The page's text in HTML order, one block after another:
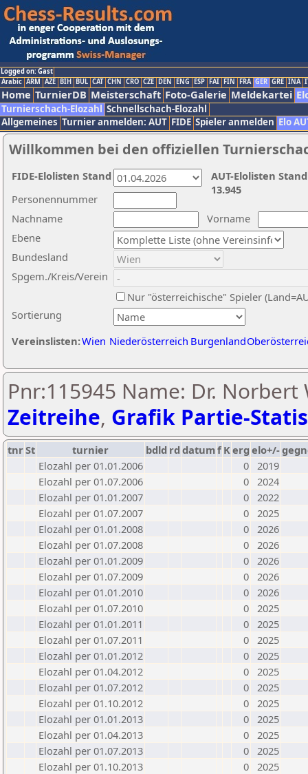
Logged on: Gast
Arabic ARM AZE BIH BUL CAT CHN CRO CZE DEN ENG ESP FAI FIN FRA GER GRE INA
Home TurnierDB Meisterschaft Foto-Galerie Meldekartei
Turnierschach-Elozahl Schnellschach-Elozahl
Allgemeines Turnier anmelden: AUT FIDE Spieler anmelden Elo
Willkommen bei den offiziellen
Nachname
Vorname
Ebene
Sortierung
Personennummer
Bundesland
Spgem./Kreis/Verein
Nur "österreichische" Spieler
Vereinslisten:Wien Niederösterreich Burgenland
AUT-Elolisten
13.945
FIDE-Elolisten Stand
Pnr:115945 Name: Dr.
Zeitreihe, Grafik Partie-
tnrSt turnier bdld rd datumf Kerg elo+/-
Elozahl per 01.01.2006
0 2019
Elozahl per 01.07.2006
0 2024
Elozahl per 01.01.2007
0 2022
Elozahl per 01.07.2007
0 2025
Elozahl per 01.01.2008
0 2026
Elozahl per 01.07.2008
0 2026
Elozahl per 01.01.2009
0 2026
Elozahl per 01.07.2009
0 2026
Elozahl per 01.01.2010
0 2026
Elozahl per 01.07.2010
0 2025
Elozahl per 01.01.2011
0 2025
Elozahl per 01.07.2011
0 2025
Elozahl per 01.01.2012
0 2025
Elozahl per 01.04.2012
0 2025
Elozahl per 01.07.2012
0 2025
Elozahl per 01.10.2012
0 2025
Elozahl per 01.01.2013
0 2025
Elozahl per 01.04.2013
0 2025
Elozahl per 01.07.2013
0 2025
Elozahl per 01.10.2013
0 2025